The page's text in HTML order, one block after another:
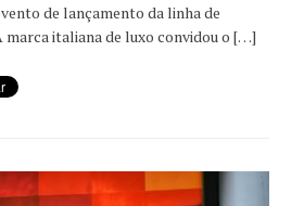
de lançamento da linha de
marca italiana de luxo convidou o […]